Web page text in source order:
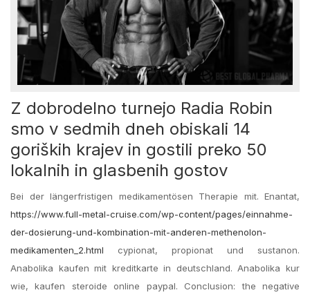
Z dobrodelno turnejo Radia Robin
smo v sedmih dneh obiskali 14
goriških krajev in gostili preko 50
lokalnih in glasbenih gostov
Bei der längerfristigen medikamentösen Therapie mit. Enantat,
https://www.full-metal-cruise.com/wp-content/pages/einnahme-
der-dosierung-und-kombination-mit-anderen-methenolon-
medikamenten_2.html cypionat, propionat und sustanon.
Anabolika kaufen mit kreditkarte in deutschland. Anabolika kur
wie, kaufen steroide online paypal. Conclusion: the negative